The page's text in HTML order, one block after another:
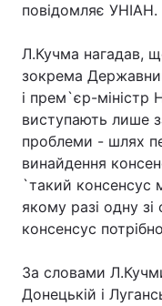
повідомляє УНІАН.
Л.Кучма нагадав,
зокрема
і прем`єр-міністр
виступають лише
проблеми - шлях
винайдення
`такий консенсус
якому разі одну
консенсус
За словами
Донецькій і